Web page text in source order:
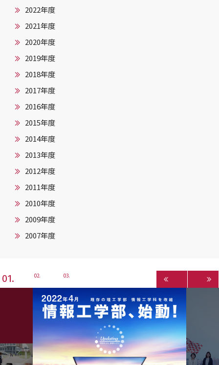
2022年度
2021年度
2020年度
2019年度
2018年度
2017年度
2016年度
2015年度
2014年度
2013年度
2012年度
2011年度
2010年度
2009年度
2007年度
1 2 3